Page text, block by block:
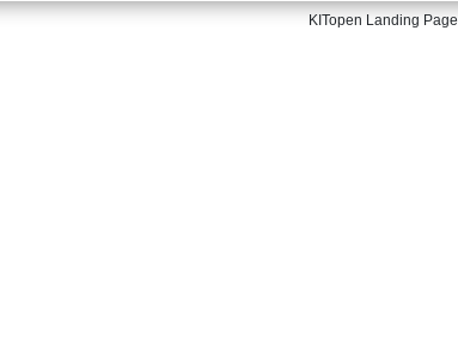
KITopen Landing Page